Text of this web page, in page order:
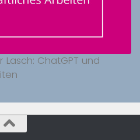
ChatGPT und